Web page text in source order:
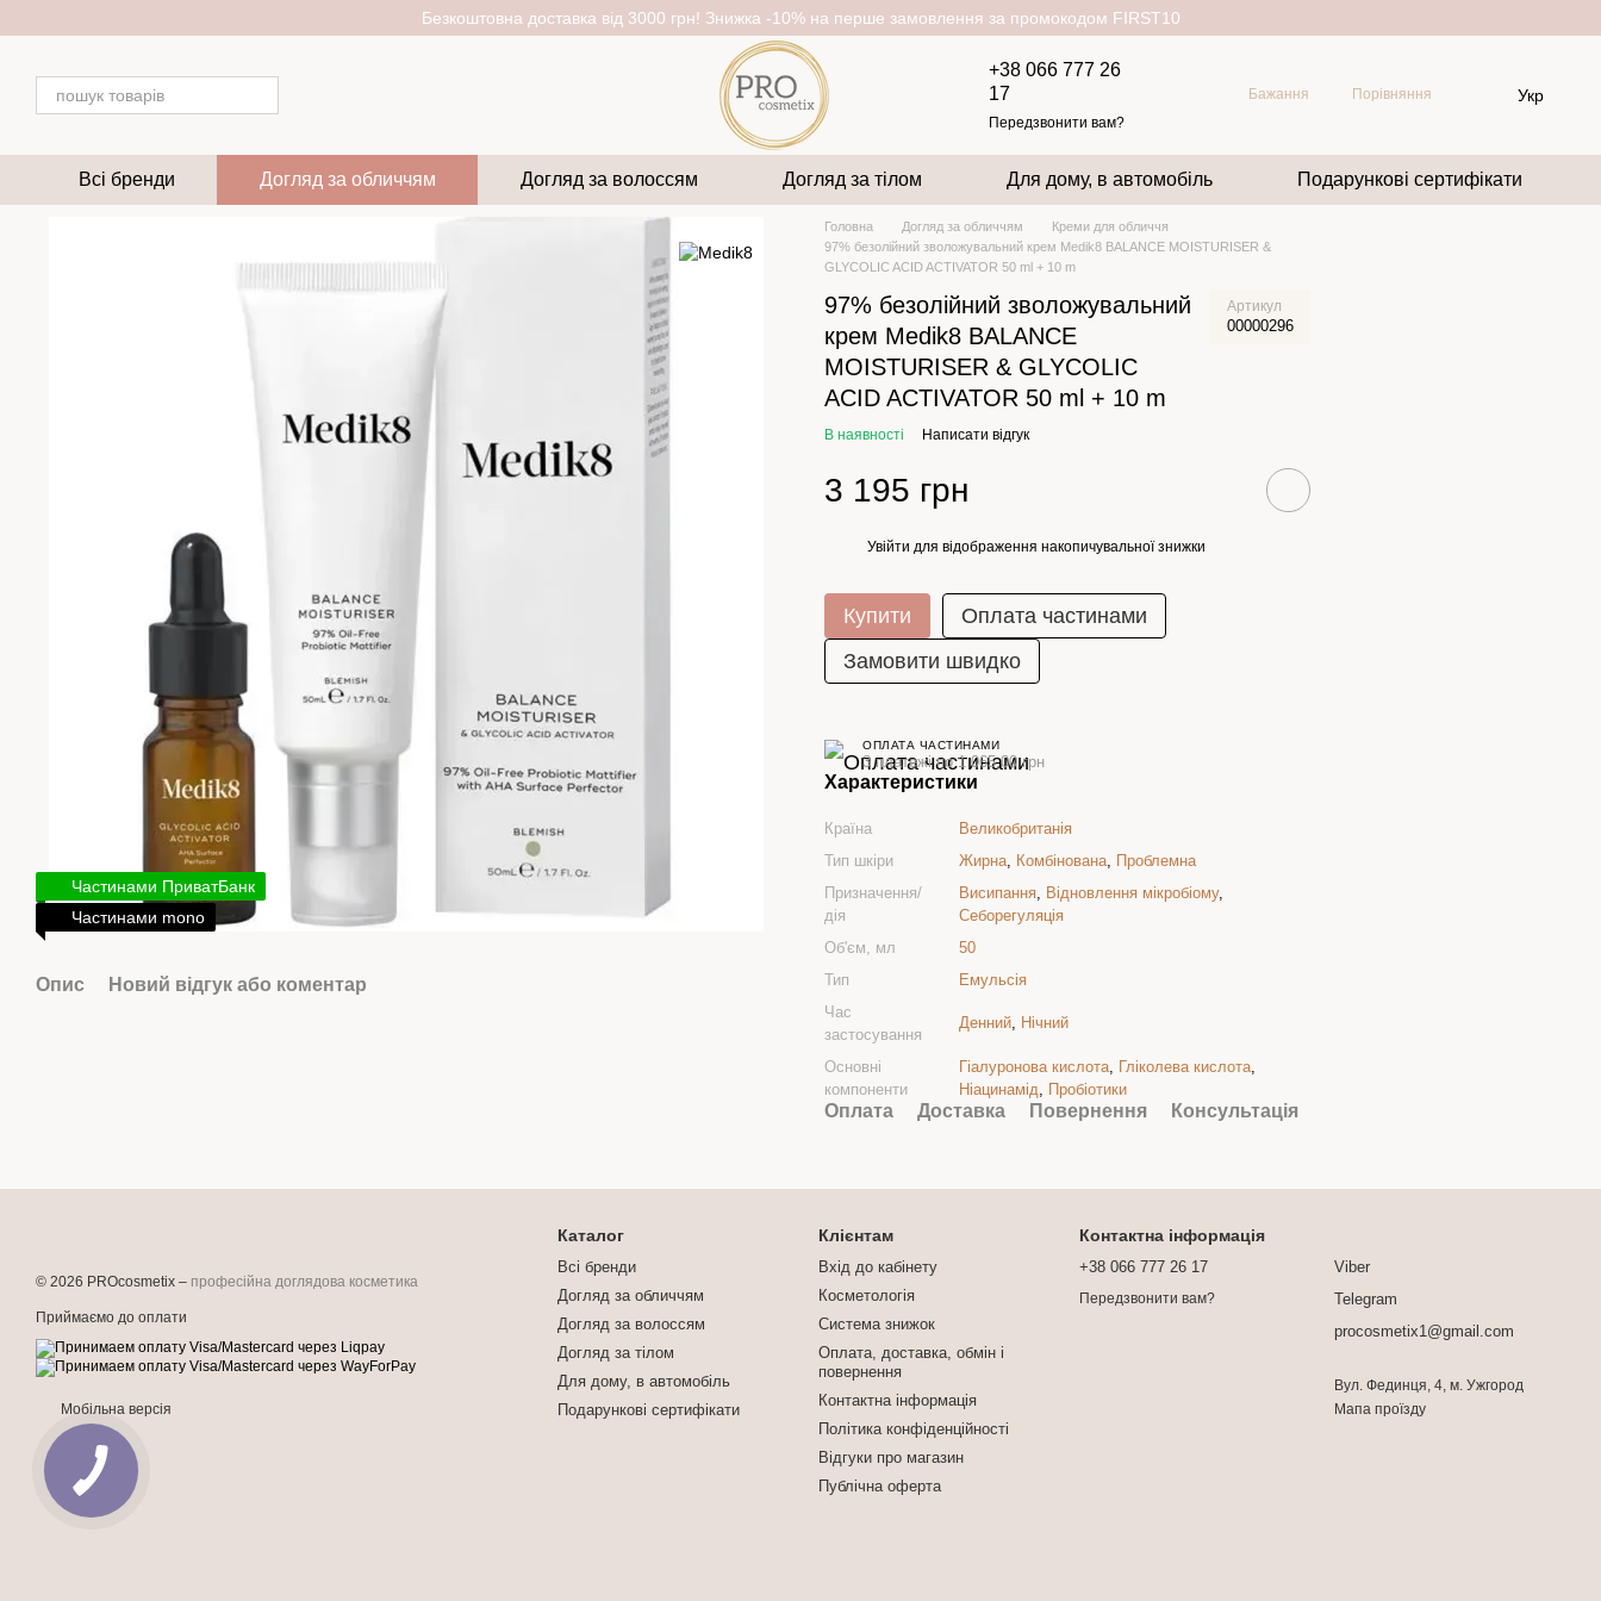
Безкоштовна доставка від 3000 грн! Знижка -10% на перше замовлення за промокодом FIRST10
+38 066 777 26
17
Передзвонити вам?
Бажання Порівняння Укр
Всі бренди Догляд за обличчям Догляд за волоссям Догляд за тілом Для дому, в автомобіль Подарункові сертифікати
Частинами ПриватБанк
Частинами mono
Опис Новий відгук або коментар
Головна Догляд за обличчям
Креми для обличчя
97% безолійний зволожувальний крем Medik8 BALANCE MOISTURISER &
GLYCOLIC ACID ACTIVATOR 50 ml + 10 m
97% безолійний зволожувальний
крем Medik8 BALANCE
MOISTURISER & GLYCOLIC
ACID ACTIVATOR 50 ml + 10 m
Артикул
00000296
В наявності Написати відгук
3 195 грн
Увійти для відображення накопичувальної знижки
Купити
Оплата частинами
Замовити швидко
ОПЛАТА ЧАСТИНАМИ
3 платежі по 1 065.00 грн
Характеристики
Країна
Великобританія
Тип шкіри
Жирна, Комбінована, Проблемна
Призначення/
дія
Висипання, Відновлення мікробіому,
Себорегуляція
Об'єм, мл
50
Тип
Емульсія
Час
застосування
Денний, Нічний
Основні
компоненти
Гіалуронова кислота, Гліколева кислота,
Ніацинамід, Пробіотики
Оплата Доставка Повернення Консультація
© 2026 PROcosmetix – професійна доглядова косметика
Приймаємо до оплати
Мобільна версія
Каталог
Всі бренди
Догляд за обличчям
Догляд за волоссям
Догляд за тілом
Для дому, в автомобіль
Подарункові сертифікати
Клієнтам
Вхід до кабінету
Косметологія
Система знижок
Оплата, доставка, обмін і
повернення
Контактна інформація
Політика конфіденційності
Відгуки про магазин
Публічна оферта
Контактна інформація
+38 066 777 26 17
Передзвонити вам?
Viber
Telegram
procosmetix1@gmail.com
Вул. Фединця, 4, м. Ужгород
Мапа проїзду